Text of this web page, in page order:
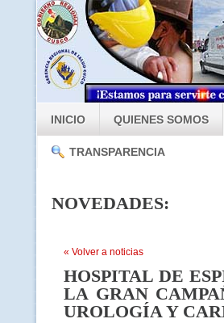
INICIO QUIENES SOMOS
TRANSPARENCIA
NOVEDADES:
« Volver a noticias
HOSPITAL DE
LA GRAN
UROLOGÍA Y